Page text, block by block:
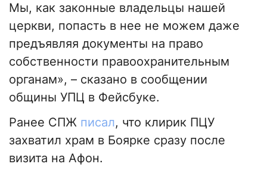
Мы, как законные владельцы нашей
церкви, попасть в нее не можем даже
предъявляя документы на право
собственности правоохранительным
органам», – сказано в сообщении
общины УПЦ в Фейсбуке.
Ранее СПЖ писал, что клирик ПЦУ
захватил храм в Боярке сразу после
визита на Афон.